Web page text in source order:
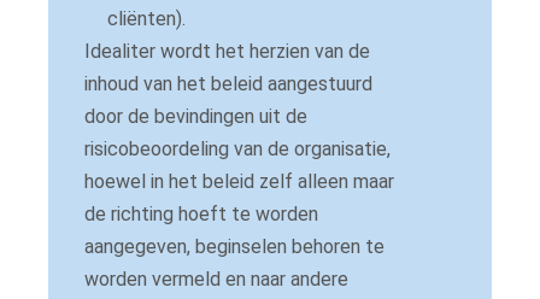
cliënten).
Idealiter wordt het herzien van de
inhoud van het beleid aangestuurd
door de bevindingen uit de
risicobeoordeling van de organisatie,
hoewel in het beleid zelf alleen maar
de richting hoeft te worden
aangegeven, beginselen behoren te
worden vermeld en naar andere